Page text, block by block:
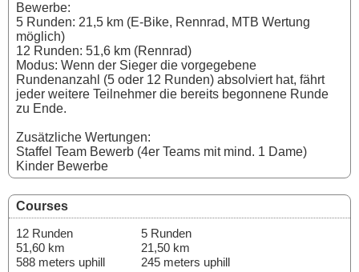
Bewerbe:
5 Runden: 21,5 km (E-Bike, Rennrad, MTB Wertung
möglich)
12 Runden: 51,6 km (Rennrad)
Modus: Wenn der Sieger die vorgegebene
Rundenanzahl (5 oder 12 Runden) absolviert hat, fährt
jeder weitere Teilnehmer die bereits begonnene Runde
zu Ende.
Zusätzliche Wertungen:
Staffel Team Bewerb (4er Teams mit mind. 1 Dame)
Kinder Bewerbe
Courses
12 Runden
51,60 km
588 meters uphill
5 Runden
21,50 km
245 meters uphill